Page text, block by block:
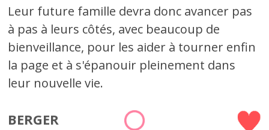
Leur future famille devra donc avancer pas
à pas à leurs côtés, avec beaucoup de
bienveillance, pour les aider à tourner enfin
la page et à s'épanouir pleinement dans
leur nouvelle vie.
BERGER